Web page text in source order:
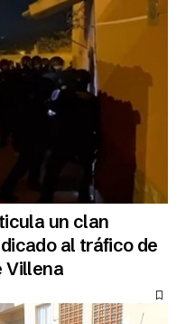
un clan
al tráfico de
Villena